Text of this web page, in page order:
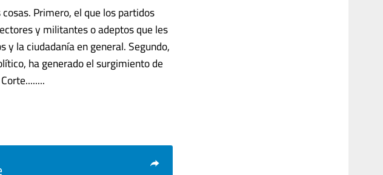
Primero, el que los partidos
y militantes o adeptos que les
la ciudadanía en general. Segundo,
ha generado el surgimiento de